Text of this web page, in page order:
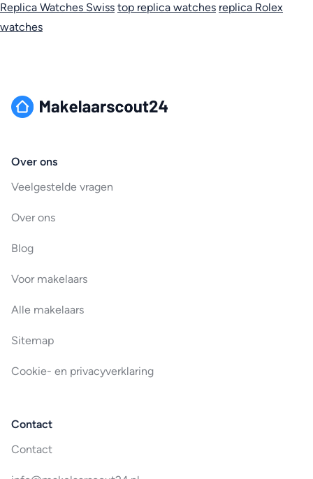
Replica Watches Swiss top replica watches replica Rolex
watches
Over ons
Veelgestelde vragen
Over ons
Blog
Voor makelaars
Alle makelaars
Sitemap
Cookie- en privacyverklaring
Contact
Contact